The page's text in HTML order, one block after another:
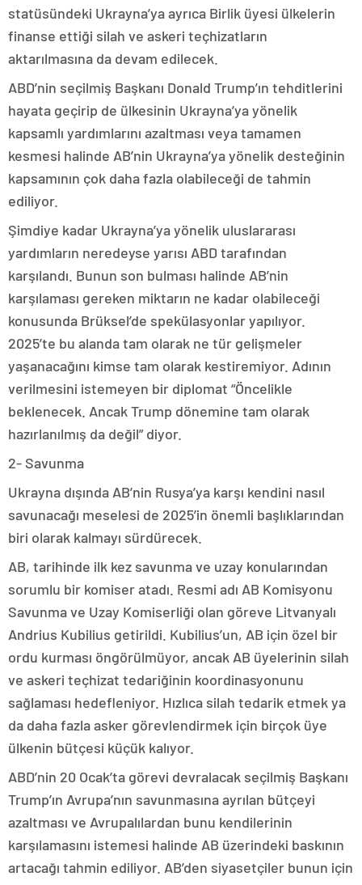
statüsündeki Ukrayna’ya ayrıca Birlik üyesi ülkelerin
finanse ettiği silah ve askeri teçhizatların
aktarılmasına da devam edilecek.
ABD’nin seçilmiş Başkanı Donald Trump’ın tehditlerini
hayata geçirip de ülkesinin Ukrayna’ya yönelik
kapsamlı yardımlarını azaltması veya tamamen
kesmesi halinde AB’nin Ukrayna’ya yönelik desteğinin
kapsamının çok daha fazla olabileceği de tahmin
ediliyor.
Şimdiye kadar Ukrayna’ya yönelik uluslararası
yardımların neredeyse yarısı ABD tarafından
karşılandı. Bunun son bulması halinde AB’nin
karşılaması gereken miktarın ne kadar olabileceği
konusunda Brüksel’de spekülasyonlar yapılıyor.
2025’te bu alanda tam olarak ne tür gelişmeler
yaşanacağını kimse tam olarak kestiremiyor. Adının
verilmesini istemeyen bir diplomat “Öncelikle
beklenecek. Ancak Trump dönemine tam olarak
hazırlanılmış da değil” diyor.
2- Savunma
Ukrayna dışında AB’nin Rusya’ya karşı kendini nasıl
savunacağı meselesi de 2025’in önemli başlıklarından
biri olarak kalmayı sürdürecek.
AB, tarihinde ilk kez savunma ve uzay konularından
sorumlu bir komiser atadı. Resmi adı AB Komisyonu
Savunma ve Uzay Komiserliği olan göreve Litvanyalı
Andrius Kubilius getirildi. Kubilius’un, AB için özel bir
ordu kurması öngörülmüyor, ancak AB üyelerinin silah
ve askeri teçhizat tedariğinin koordinasyonunu
sağlaması hedefleniyor. Hızlıca silah tedarik etmek ya
da daha fazla asker görevlendirmek için birçok üye
ülkenin bütçesi küçük kalıyor.
ABD’nin 20 Ocak’ta görevi devralacak seçilmiş Başkanı
Trump’ın Avrupa’nın savunmasına ayrılan bütçeyi
azaltması ve Avrupalılardan bunu kendilerinin
karşılamasını istemesi halinde AB üzerindeki baskının
artacağı tahmin ediliyor. AB’den siyasetçiler bunun için